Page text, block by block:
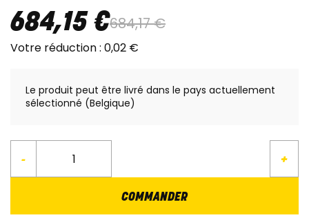
684,15 €684,17€
Votre réduction : 0,02 €
Le produit peut être livré dans le pays actuellement
sélectionné (Belgique)
- +
COMMANDER